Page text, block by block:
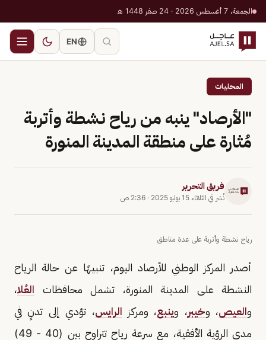
الجمعة، 7 أغسطس 2026 · 24 صفر 1448 هـ
EN
المحليات
"الأرصاد" ينبه من رياح نشطة وأتربة
مُثارة على منطقة المدينة المنورة
فريق التحرير
نُشر في الثلاثاء 15 يوليو 2025 · 2:36 ص
رياح نشطة وأتربة على عدة مناطق
أصدر المركز الوطني للأرصاد اليوم، تنبيهًا عن حالة الرياح
النشطة على المدينة المنورة، تشمل محافظات العُلا،
والعيص، وخيبر، وينبع، ومركز الرايس، تؤدي إلى تدنٍ في
مدى الرؤية الأفقية، مع سرعة رياح تتراوح بين (40 - 49)